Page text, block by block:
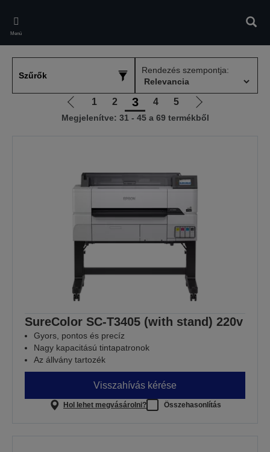
main
content
Menü
Szűrők
Rendezés szempontja:
Előző
oldalra
1 2 3 4 5
Következő
oldalra
Megjelenítve: 31 - 45 a 69 termékből
SureColor SC-T3405 (with stand) 220v
Gyors, pontos és precíz
Nagy kapacitású tintapatronok
Az állvány tartozék
Visszahívás kérése
Hol lehet megvásárolni? Összehasonlítás